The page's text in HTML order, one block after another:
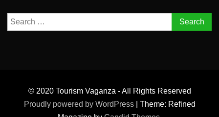
Search
for:
© 2020 Tourism Vaganza - All Rights Reserved
Proudly powered by WordPress
Theme: Refined